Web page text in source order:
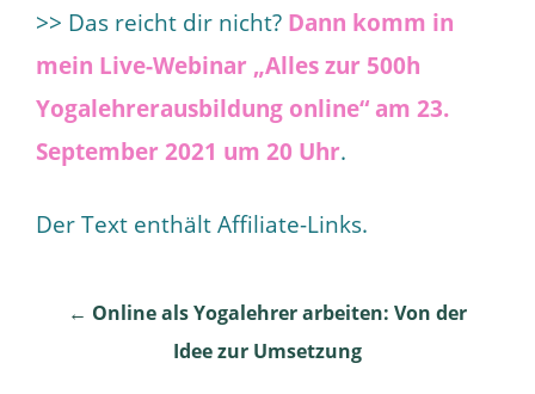
>> Das reicht dir nicht? Dann komm in
mein Live-Webinar „Alles zur 500h
Yogalehrerausbildung online“ am 23.
September 2021 um 20 Uhr.
Der Text enthält Affiliate-Links.
Post
← Online als Yogalehrer arbeiten: Von der
Idee zur Umsetzung